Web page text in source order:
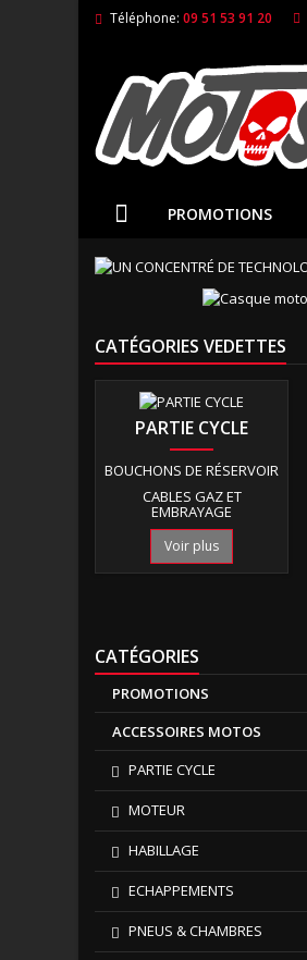
Téléphone: 09 51 53 91 20
PROMOTIONS
CATÉGORIES VEDETTES
PARTIE CYCLE
BOUCHONS DE RÉSERVOIR
CABLES GAZ ET
EMBRAYAGE
Voir plus
CATÉGORIES
PROMOTIONS
ACCESSOIRES MOTOS
PARTIE CYCLE
MOTEUR
HABILLAGE
ECHAPPEMENTS
PNEUS & CHAMBRES